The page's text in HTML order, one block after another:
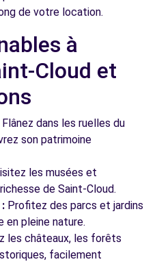
de votre location.
à
Cloud et
Flânez dans les ruelles du
son patrimoine
les musées et
de Saint-Cloud.
Profitez des parcs et jardins
en pleine nature.
les châteaux, les forêts
facilement